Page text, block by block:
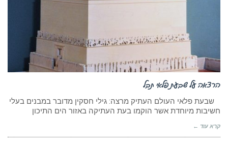
הרצאה על שבעת פלאי תבל
שבעת פלאי העולם העתיק מרצה: גילי חסקין מדובר במבנים בעלי
חשיבות מיוחדת אשר הוקמו בעת העתיקה באזור הים התיכון
קרא עוד ←